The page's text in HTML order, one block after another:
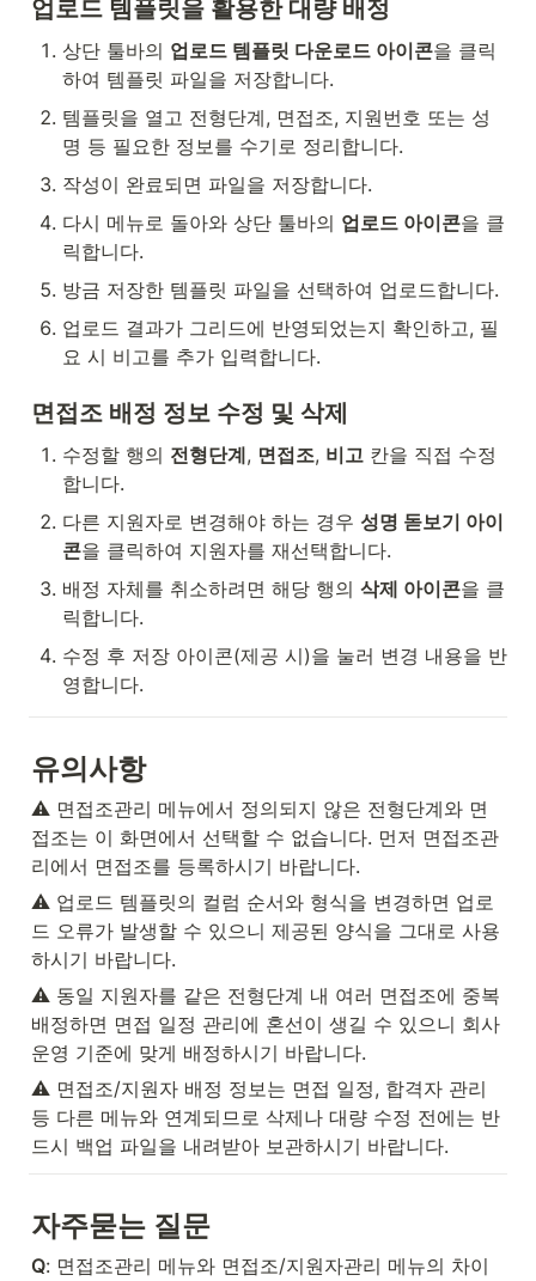
업로드 템플릿을 활용한 대량 배정
상단 툴바의 업로드 템플릿 다운로드 아이콘을 클릭
하여 템플릿 파일을 저장합니다.
템플릿을 열고 전형단계, 면접조, 지원번호 또는 성
명 등 필요한 정보를 수기로 정리합니다.
작성이 완료되면 파일을 저장합니다.
다시 메뉴로 돌아와 상단 툴바의 업로드 아이콘을 클
릭합니다.
방금 저장한 템플릿 파일을 선택하여 업로드합니다.
업로드 결과가 그리드에 반영되었는지 확인하고, 필
요 시 비고를 추가 입력합니다.
면접조 배정 정보 수정 및 삭제
수정할 행의 전형단계, 면접조, 비고 칸을 직접 수정
합니다.
다른 지원자로 변경해야 하는 경우 성명 돋보기 아이
콘을 클릭하여 지원자를 재선택합니다.
배정 자체를 취소하려면 해당 행의 삭제 아이콘을 클
릭합니다.
수정 후 저장 아이콘(제공 시)을 눌러 변경 내용을 반
영합니다.
유의사항
⚠️ 면접조관리 메뉴에서 정의되지 않은 전형단계와 면
접조는 이 화면에서 선택할 수 없습니다. 먼저 면접조관
리에서 면접조를 등록하시기 바랍니다.
⚠️ 업로드 템플릿의 컬럼 순서와 형식을 변경하면 업로
드 오류가 발생할 수 있으니 제공된 양식을 그대로 사용
하시기 바랍니다.
⚠️ 동일 지원자를 같은 전형단계 내 여러 면접조에 중복
배정하면 면접 일정 관리에 혼선이 생길 수 있으니 회사
운영 기준에 맞게 배정하시기 바랍니다.
⚠️ 면접조/지원자 배정 정보는 면접 일정, 합격자 관리
등 다른 메뉴와 연계되므로 삭제나 대량 수정 전에는 반
드시 백업 파일을 내려받아 보관하시기 바랍니다.
자주묻는 질문
Q: 면접조관리 메뉴와 면접조/지원자관리 메뉴의 차이